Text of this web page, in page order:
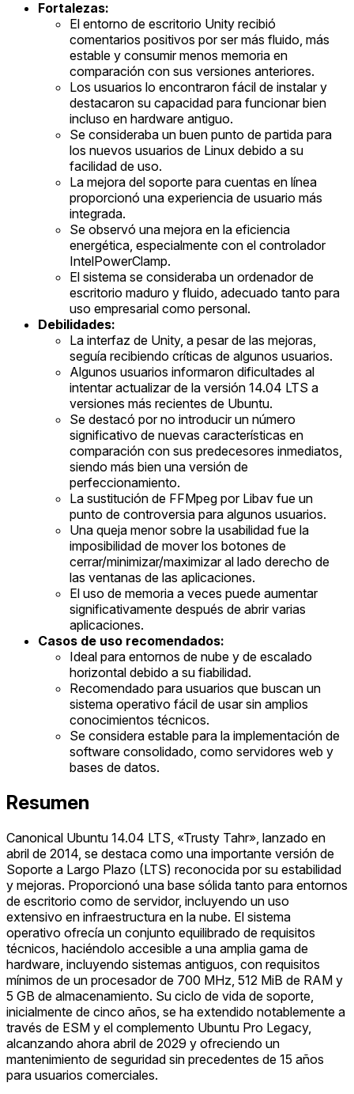
Fortalezas:
El entorno de escritorio Unity recibió
comentarios positivos por ser más fluido, más
estable y consumir menos memoria en
comparación con sus versiones anteriores.
Los usuarios lo encontraron fácil de instalar y
destacaron su capacidad para funcionar bien
incluso en hardware antiguo.
Se consideraba un buen punto de partida para
los nuevos usuarios de Linux debido a su
facilidad de uso.
La mejora del soporte para cuentas en línea
proporcionó una experiencia de usuario más
integrada.
Se observó una mejora en la eficiencia
energética, especialmente con el controlador
IntelPowerClamp.
El sistema se consideraba un ordenador de
escritorio maduro y fluido, adecuado tanto para
uso empresarial como personal.
Debilidades:
La interfaz de Unity, a pesar de las mejoras,
seguía recibiendo críticas de algunos usuarios.
Algunos usuarios informaron dificultades al
intentar actualizar de la versión 14.04 LTS a
versiones más recientes de Ubuntu.
Se destacó por no introducir un número
significativo de nuevas características en
comparación con sus predecesores inmediatos,
siendo más bien una versión de
perfeccionamiento.
La sustitución de FFMpeg por Libav fue un
punto de controversia para algunos usuarios.
Una queja menor sobre la usabilidad fue la
imposibilidad de mover los botones de
cerrar/minimizar/maximizar al lado derecho de
las ventanas de las aplicaciones.
El uso de memoria a veces puede aumentar
significativamente después de abrir varias
aplicaciones.
Casos de uso recomendados:
Ideal para entornos de nube y de escalado
horizontal debido a su fiabilidad.
Recomendado para usuarios que buscan un
sistema operativo fácil de usar sin amplios
conocimientos técnicos.
Se considera estable para la implementación de
software consolidado, como servidores web y
bases de datos.
Resumen
Canonical Ubuntu 14.04 LTS, «Trusty Tahr», lanzado en
abril de 2014, se destaca como una importante versión de
Soporte a Largo Plazo (LTS) reconocida por su estabilidad
y mejoras. Proporcionó una base sólida tanto para entornos
de escritorio como de servidor, incluyendo un uso
extensivo en infraestructura en la nube. El sistema
operativo ofrecía un conjunto equilibrado de requisitos
técnicos, haciéndolo accesible a una amplia gama de
hardware, incluyendo sistemas antiguos, con requisitos
mínimos de un procesador de 700 MHz, 512 MiB de RAM y
5 GB de almacenamiento. Su ciclo de vida de soporte,
inicialmente de cinco años, se ha extendido notablemente a
través de ESM y el complemento Ubuntu Pro Legacy,
alcanzando ahora abril de 2029 y ofreciendo un
mantenimiento de seguridad sin precedentes de 15 años
para usuarios comerciales.